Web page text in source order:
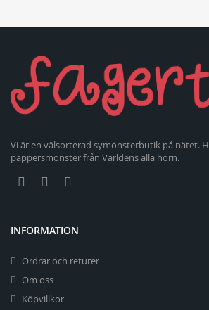
Vi är en välsorterad symönsterbutik på nätet.
pappersmönster från Världens alla hörn.
INFORMATION
Ordrar och returer
Om oss
Köpvillkor